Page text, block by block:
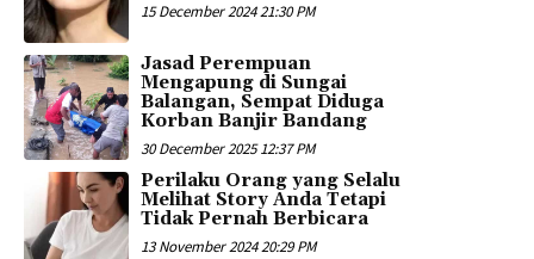
15 December 2024 21:30 PM
Jasad Perempuan
Mengapung di Sungai
Balangan, Sempat Diduga
Korban Banjir Bandang
30 December 2025 12:37 PM
Perilaku Orang yang Selalu
Melihat Story Anda Tetapi
Tidak Pernah Berbicara
13 November 2024 20:29 PM